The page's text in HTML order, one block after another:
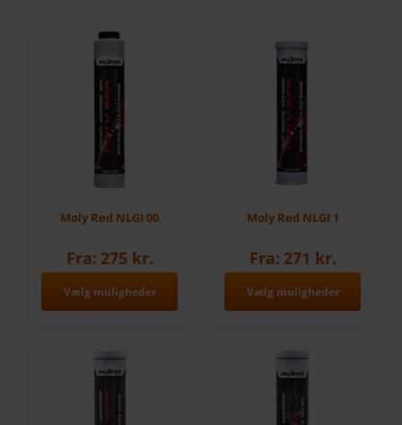
VAREKURV
Moly Red NLGI 00
Fra: 275 kr.
Vælg muligheder
har
flere
Moly Red NLGI 1
Fra: 271 kr.
Vælg muligheder
har
flere